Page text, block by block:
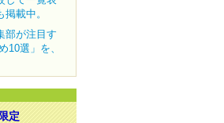
載中。
部が注目す
10選」を、
定